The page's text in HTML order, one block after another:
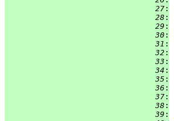
  27
:
  28
:
  29
:
  30
:
  31
:
  32
:
  33
:
  34
:
  35
:
  36
:
  37
:
  38
:
  39
: